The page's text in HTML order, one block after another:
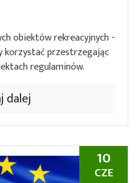
obiektów rekreacyjnych -
korzystać przestrzegając
regulaminów.
dalej
10
CZE